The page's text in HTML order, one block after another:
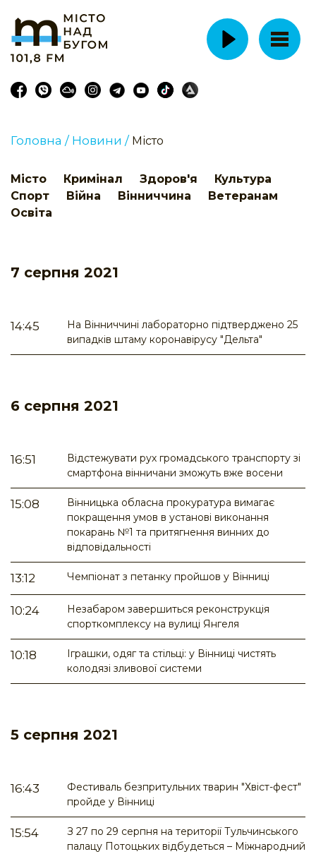
Головна / Новини / Місто
Місто Кримінал Здоров'я
Культура
Спорт
Війна Вінниччина
Ветеранам
Освіта
7 серпня 2021
14:45
На Вінниччині лабораторно підтверджено 25
випадків штаму коронавірусу "Дельта"
6 серпня 2021
16:51
Відстежувати рух громадського транспорту зі
смартфона вінничани зможуть вже восени
15:08
Вінницька обласна прокуратура вимагає
покращення умов в установі виконання
покарань №1 та притягнення винних до
відповідальності
13:12 Чемпіонат з петанку пройшов у Вінниці
10:24
Незабаром завершиться реконструкція
спорткомплексу на вулиці Янгеля
10:18
Іграшки, одяг та стільці: у Вінниці чистять
колодязі зливової системи
5 серпня 2021
16:43
Фестиваль безпритульних тварин "Хвіст-фест"
пройде у Вінниці
15:54
З 27 по 29 серпня на території Тульчинського
палацу Потоцьких відбудеться – Міжнародний